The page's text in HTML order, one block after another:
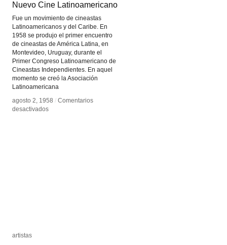
Nuevo Cine Latinoamericano
Fue un movimiento de cineastas
Latinoamericanos y del Caribe. En
1958 se produjo el primer encuentro
de cineastas de América Latina, en
Montevideo, Uruguay, durante el
Primer Congreso Latinoamericano de
Cineastas Independientes. En aquel
momento se creó la Asociación
Latinoamericana
agosto 2, 1958 / Comentarios
desactivadosen
Nuevo Cine Latinoamericano
agosto 2, 1958 / Comentarios
desactivadosen
artistas
artistas